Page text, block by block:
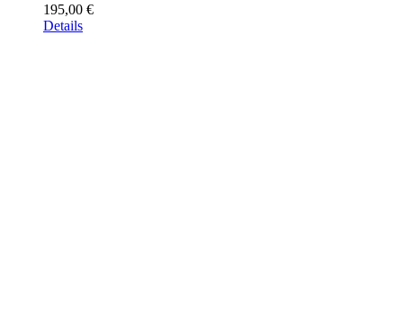
195,00 €
Details